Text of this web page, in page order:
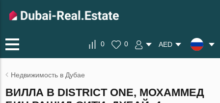
0 0 AED
Недвижимость в Дубае
ВИЛЛА В DISTRICT ONE, МОХАММЕД